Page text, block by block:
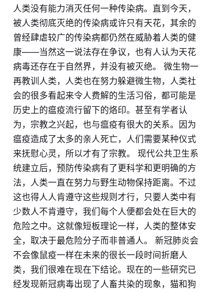
人类没有能力消灭任何一种传染病。直到今天，
被人类彻底灭绝的传染病或许只有天花，其余的
曾经肆虐较广的传染病都仍然在威胁着人类的健
康——当然这一说法存在争议，也有人认为天花
病毒还存在于自然界，并没有被灭绝。 微生物一
再教训人类，人类也在努力躲避微生物，人类社
会的很多看起来令人费解的生活习俗，都可能是
历史上的瘟疫流行留下的烙印。甚至有学者认
为，宗教之兴起，也与瘟疫有很大的关系。因为
瘟疫造成了太多的亲人死亡，人们需要某种仪式
来抚慰心灵，所以才有了宗教。 现代公共卫生系
统建立后，预防传染病有了更科学和更明确的方
法，人类一直在努力与野生动物保持距离。不过
这也得人人肯遵守这些规则才行，只要人类中有
少数人不肯遵守，我们每个人便都会处在巨大的
危险之中。这就像短板理论一样，人类的整体安
全，取决于最危险分子而非普通人。 新冠肺炎会
不会像鼠疫一样在未来的很长一段时间折磨人
类，我们很难在现在下结论。现在的一些研究已
经发现新冠病毒出现了人畜共染的现象，猫和狗